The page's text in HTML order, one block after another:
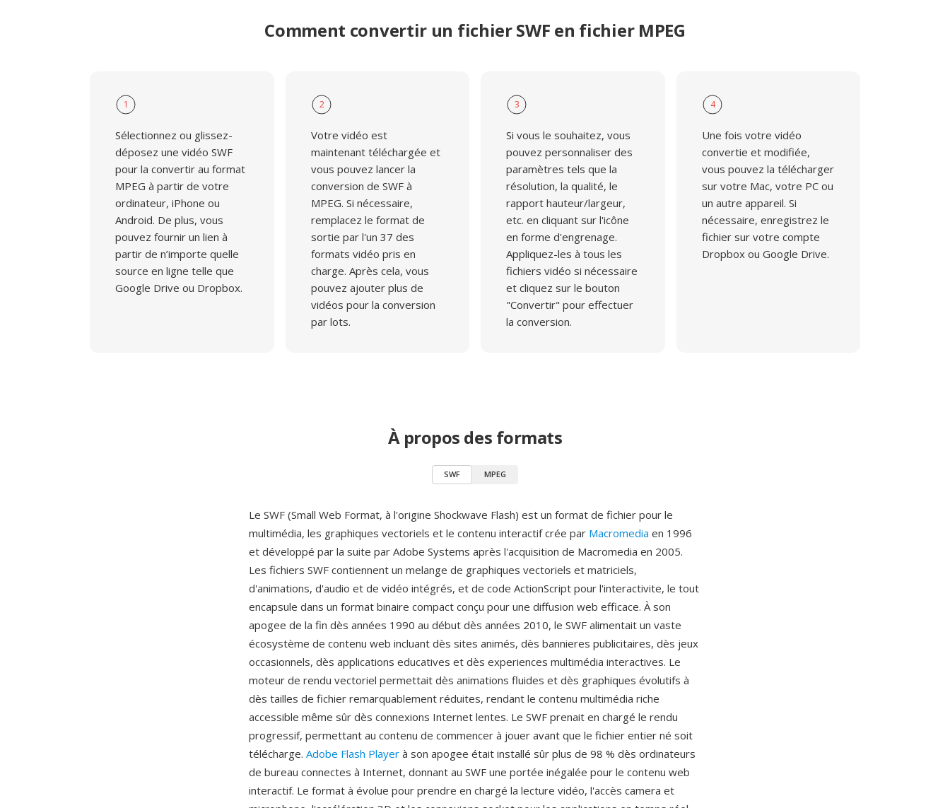
Comment convertir un fichier SWF en fichier MPEG
1
Sélectionnez ou glissez-
déposez une vidéo SWF
pour la convertir au format
MPEG à partir de votre
ordinateur, iPhone ou
Android. De plus, vous
pouvez fournir un lien à
partir de n’importe quelle
source en ligne telle que
Google Drive ou Dropbox.
2
Votre vidéo est
maintenant téléchargée et
vous pouvez lancer la
conversion de SWF à
MPEG. Si nécessaire,
remplacez le format de
sortie par l'un 37 des
formats vidéo pris en
charge. Après cela, vous
pouvez ajouter plus de
vidéos pour la conversion
par lots.
3
Si vous le souhaitez, vous
pouvez personnaliser des
paramètres tels que la
résolution, la qualité, le
rapport hauteur/largeur,
etc. en cliquant sur l'icône
en forme d'engrenage.
Appliquez-les à tous les
fichiers vidéo si nécessaire
et cliquez sur le bouton
"Convertir" pour effectuer
la conversion.
4
Une fois votre vidéo
convertie et modifiée,
vous pouvez la télécharger
sur votre Mac, votre PC ou
un autre appareil. Si
nécessaire, enregistrez le
fichier sur votre compte
Dropbox ou Google Drive.
À propos des formats
SWF MPEG
Le SWF (Small Web Format, à l'origine Shockwave Flash) est un format de fichier pour le
multimédia, les graphiques vectoriels et le contenu interactif crée par Macromedia en 1996
et développé par la suite par Adobe Systems après l'acquisition de Macromedia en 2005.
Les fichiers SWF contiennent un melange de graphiques vectoriels et matriciels,
d'animations, d'audio et de vidéo intégrés, et de code ActionScript pour l'interactivite, le tout
encapsule dans un format binaire compact conçu pour une diffusion web efficace. À son
apogee de la fin dès années 1990 au début dès années 2010, le SWF alimentait un vaste
écosystème de contenu web incluant dès sites animés, dès bannieres publicitaires, dès jeux
occasionnels, dès applications educatives et dès experiences multimédia interactives. Le
moteur de rendu vectoriel permettait dès animations fluides et dès graphiques évolutifs à
dès tailles de fichier remarquablement réduites, rendant le contenu multimédia riche
accessible même sûr dès connexions Internet lentes. Le SWF prenait en chargé le rendu
progressif, permettant au contenu de commencer à jouer avant que le fichier entier né soit
télécharge. Adobe Flash Player à son apogee était installé sûr plus de 98 % dès ordinateurs
de bureau connectes à Internet, donnant au SWF une portée inégalée pour le contenu web
interactif. Le format à évolue pour prendre en chargé la lecture vidéo, l'accès camera et